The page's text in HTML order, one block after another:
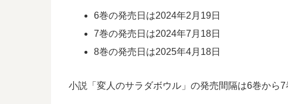
6巻の発売日は2024年2月19日
7巻の発売日は2024年7月18日
8巻の発売日は2025年4月18日
小説「変人のサラダボウル」の発売間隔は6巻から